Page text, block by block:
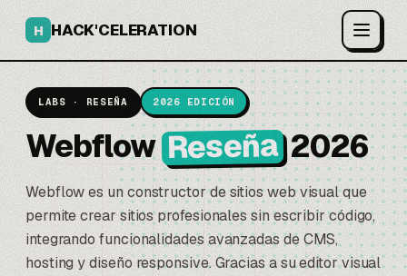
H HACK'CELERATION
LABS · RESEÑA 2026 EDICIÓN
Webflow Reseña 2026
Webflowes un constructor de sitios web visual que
permite crear sitios profesionales sin escribir código,
integrando funcionalidades avanzadas de CMS,
hosting y diseño responsive. Gracias a su editor visual